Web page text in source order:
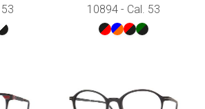
10894 - Cal. 53